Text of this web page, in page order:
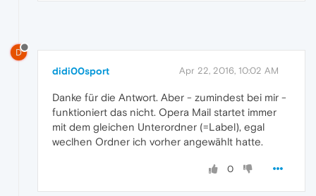
D
didi00sport Apr 22, 2016, 10:02 AM
Danke für die Antwort. Aber - zumindest bei mir -
funktioniert das nicht. Opera Mail startet immer
mit dem gleichen Unterordner (=Label), egal
weclhen Ordner ich vorher angewählt hatte.
0